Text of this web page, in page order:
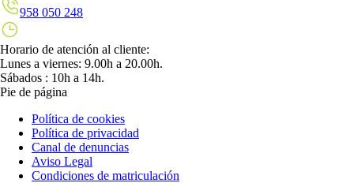
958 050 248
Horario de atención al cliente:
Lunes a viernes: 9.00h a 20.00h.
Sábados : 10h a 14h.
Pie de página
Política de cookies
Política de privacidad
Canal de denuncias
Aviso Legal
Condiciones de matriculación